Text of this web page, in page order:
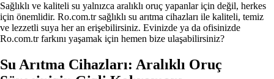
Sağlıklı ve kaliteli su yalnızca aralıklı oruç yapanlar için değil, herkes
için önemlidir. Ro.com.tr sağlıklı su arıtma cihazları ile kaliteli, temiz
ve lezzetli suya her an erişebilirsiniz. Evinizde ya da ofisinizde
Ro.com.tr farkını yaşamak için hemen bize ulaşabilirsiniz?
Su Arıtma Cihazları: Aralıklı Oruç